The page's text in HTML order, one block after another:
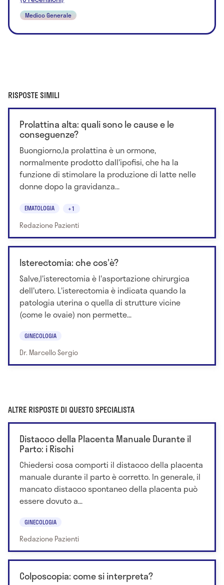
Medico Generale
RISPOSTE SIMILI
Prolattina alta: quali sono le cause e le
conseguenze?
Buongiorno,la prolattina è un ormone,
normalmente prodotto dall'ipofisi, che ha la
funzione di stimolare la produzione di latte nelle
donne dopo la gravidanza...
EMATOLOGIA +1
Redazione Pazienti
Isterectomia: che cos'è?
Salve,l'isterectomia è l'asportazione chirurgica
dell'utero. L'isterectomia è indicata quando la
patologia uterina o quella di strutture vicine
(come le ovaie) non permette...
GINECOLOGIA
Dr. Marcello Sergio
ALTRE RISPOSTE DI QUESTO SPECIALISTA
Distacco della Placenta Manuale Durante il
Parto: i Rischi
Chiedersi cosa comporti il distacco della placenta
manuale durante il parto è corretto. In generale, il
mancato distacco spontaneo della placenta può
essere dovuto a...
GINECOLOGIA
Redazione Pazienti
Colposcopia: come si interpreta?